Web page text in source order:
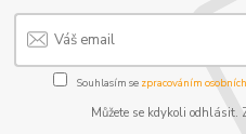
Souhlasím se zpracováním
Můžete se kdykoli